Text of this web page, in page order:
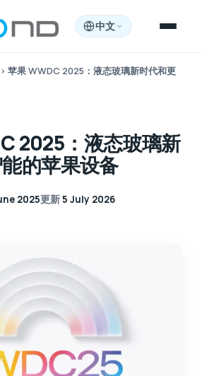
中文
› 苹果 WWDC 2025：液态玻璃新时代和更
2025：液态玻璃新
的苹果设备
2025更新5 July 2026